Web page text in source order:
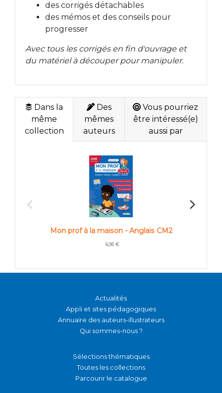
des corrigés détachables
des mémos et des conseils pour
progresser
Avec tous les corrigés en fin d'ouvrage et
du matériel à découper pour manipuler.
Dans la
même
collection
Des
mêmes
auteurs
Vous pourriez
être intéressé(e)
aussi par
Mon prof à la maison - Anglais CM2
6,95 €
Actualités
Appli et sites pédagogiques
Annuaire des auteurs-illustrateurs
Qui sommes-nous ?
Sélections thématiques
Toutes les collections
Parcourir le catalogue